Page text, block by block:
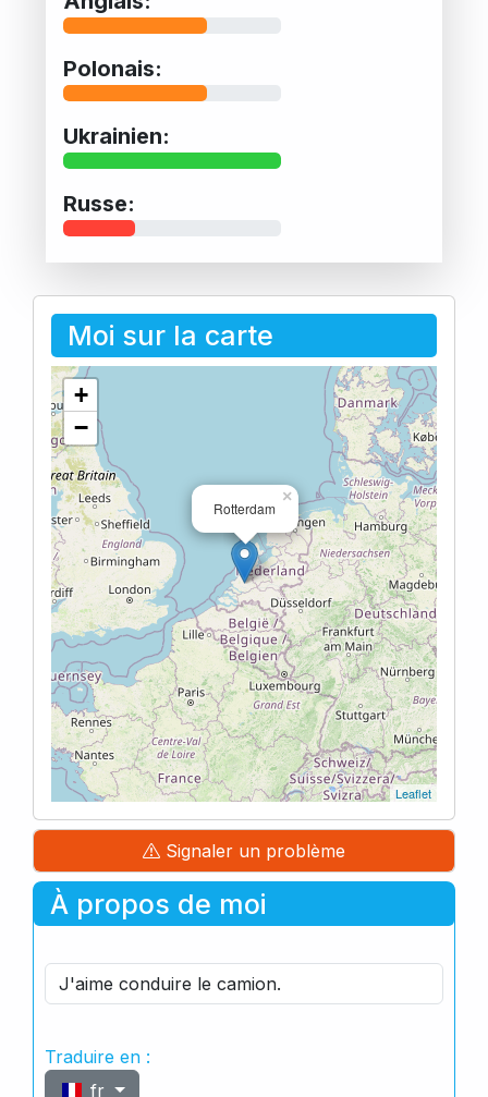
Polonais:
Ukrainien:
Russe:
Moi sur la carte
Rotterdam
×
+
−
Leaflet
Signaler un problème
À propos de moi
J'aime conduire le camion.
Traduire en :
fr